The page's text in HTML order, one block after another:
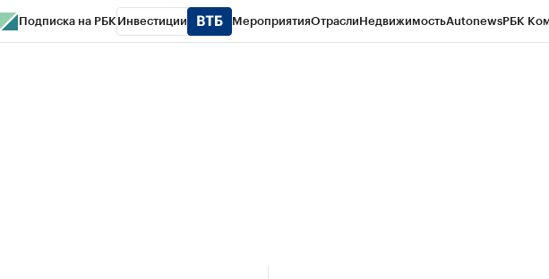
Подписка на РБК Инвестиции МероприятияОтраслиНедвижимостьAutonewsРБК